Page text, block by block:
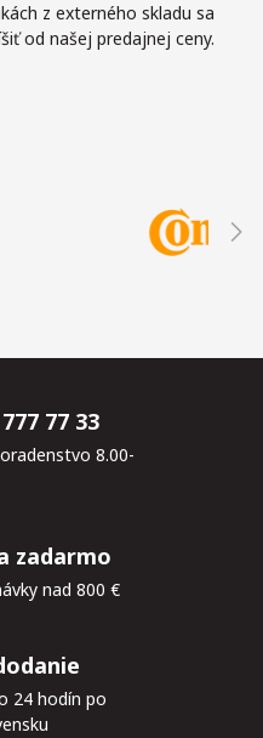
z externého skladu sa
od našej predajnej ceny.
77 33
8.00-
zadarmo
nad 800 €
24 hodín po